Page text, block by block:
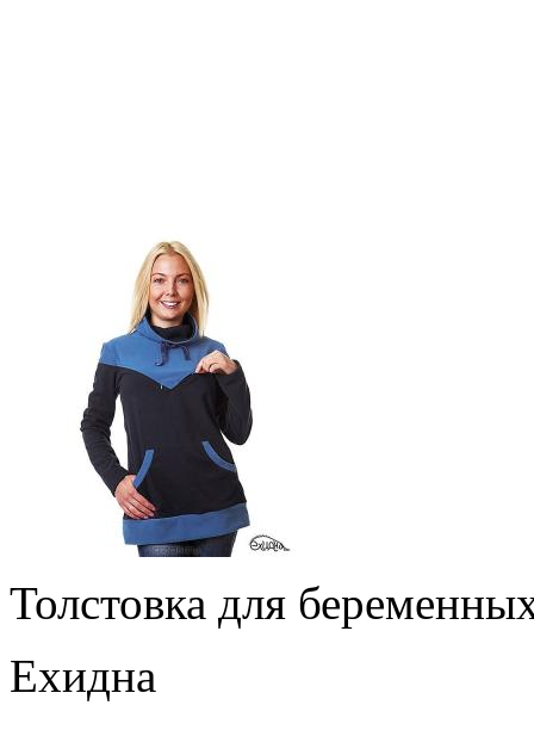
Толстовка для
Ехидна